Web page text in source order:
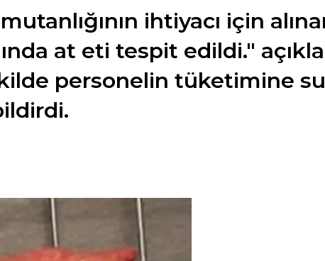
ihtiyacı için
at eti tespit edildi."
personelin tüketimine